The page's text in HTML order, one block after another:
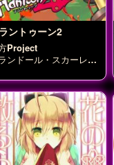
ントゥーン2
Project
ンドール・スカーレッ